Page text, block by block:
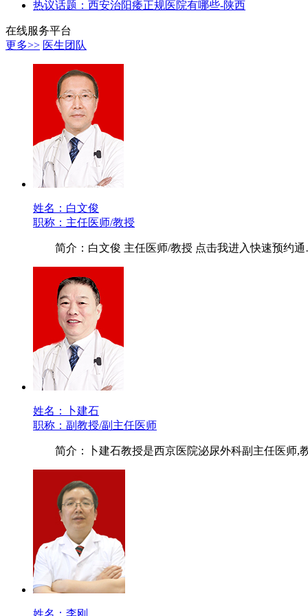
热议话题：西安治阳痿正规医院有哪些-陕西
在线服务平台
更多>> 医生团队
姓名：白文俊
职称：主任医师/教授
简介：白文俊 主任医师/教授 点击我进入快速预约
姓名：卜建石
职称：副教授/副主任医师
简介：卜建石教授是西京医院泌尿外科副主任医师,
姓名：李刚